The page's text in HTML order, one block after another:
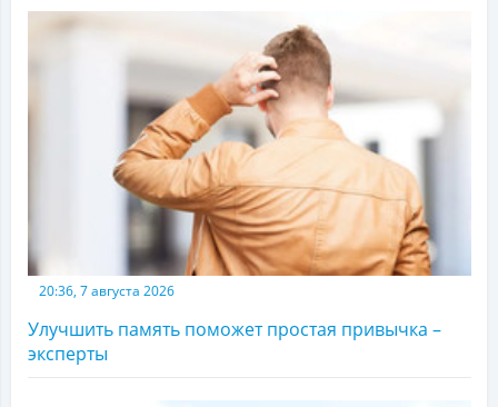
20:36, 7 августа 2026
Улучшить память поможет простая привычка –
эксперты